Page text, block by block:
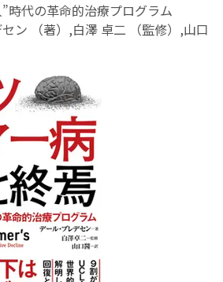
時代の革命的治療プログラム
ン （著）,白澤 卓二 （監修）,山口